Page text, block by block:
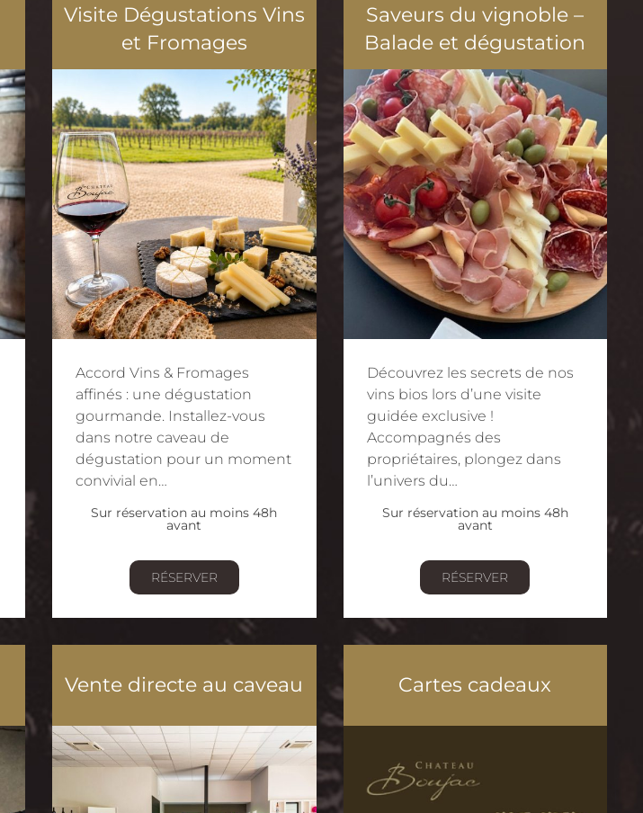
Visite Dégustations Vins
et Fromages
Accord Vins & Fromages
affinés : une dégustation
gourmande. Installez-vous
dans notre caveau de
dégustation pour un moment
convivial en…
Sur réservation au moins 48h
avant
RÉSERVER
Saveurs du vignoble –
Balade et dégustation
Découvrez les secrets de nos
vins bios lors d’une visite
guidée exclusive !
Accompagnés des
propriétaires, plongez dans
l’univers du…
Sur réservation au moins 48h
avant
RÉSERVER
Vente directe au caveau Cartes cadeaux